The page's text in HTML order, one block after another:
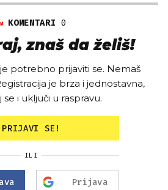
KOMENTARI0
znaš da želiš!
potrebno prijaviti se. Nemaš
je brza i jednostavna,
se i uključi u raspravu.
PRIJAVI SE!
ILI
Prijava